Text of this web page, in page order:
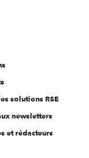
solutions RSE
newsletters
et rédacteurs